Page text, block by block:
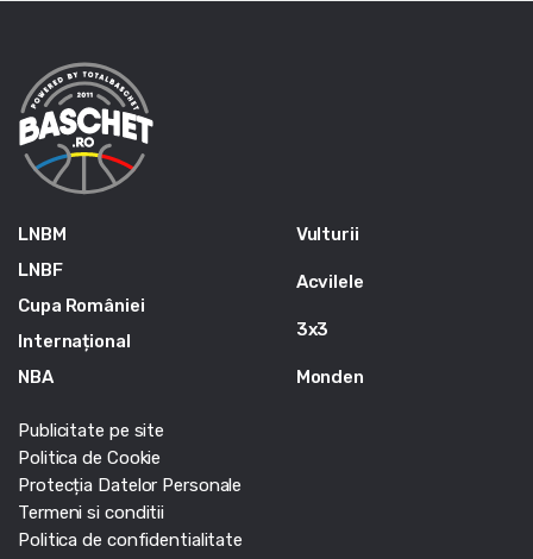
LNBM
LNBF
Cupa României
Internațional
NBA
Vulturii
Acvilele
3x3
Monden
Publicitate pe site
Politica de Cookie
Protecția Datelor Personale
Termeni si conditii
Politica de confidentialitate